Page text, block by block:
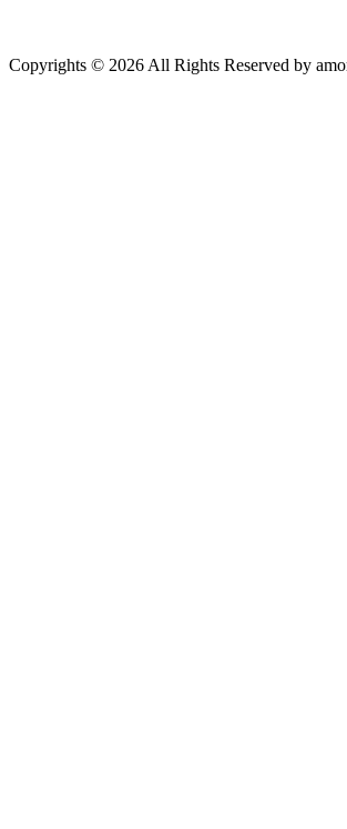
Copyrights © 2026 All Rights Reserved by